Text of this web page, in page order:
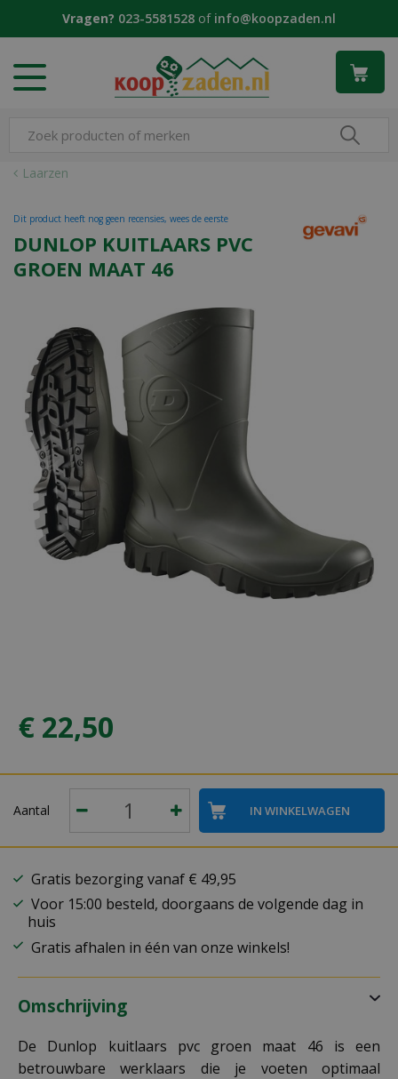
Laarzen
Vragen? 023-5581528 of info@koopzaden.nl
DUNLOP KUITLAARS PVC
GROEN MAAT 46
Dit product heeft nog geen recensies, wees de eerste
€ 22,50
Aantal
Gratis bezorging vanaf € 49,95
Voor 15:00 besteld, doorgaans de volgende dag in
huis
Gratis afhalen in één van onze winkels!
Omschrijving
De Dunlop kuitlaars pvc groen maat 46 is een
betrouwbare werklaars die je voeten optimaal